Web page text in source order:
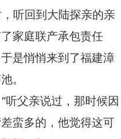
听回到大陆探亲的亲
家庭联产承包责任
是悄悄来到了福建漳
。
父亲说过，那时候因
蛮多的，他觉得这可